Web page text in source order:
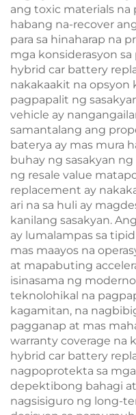
ang toxic materials na
habang na-recover
para sa hinaharap na
mga konsiderasyon
hybrid car battery
nakakaakit na opsyon
pagpapalit ng
vehicle ay
samantalang ang
baterya ay mas mura
buhay ng sasakyan
ng resale value
replacement ay
ari na sa huli ay
kanilang sasakyan.
ay lumalampas sa
mas maayos na
at mapabuting
isinasama ng
teknolohikal na
kagamitan, na
pagganap at mas
warranty coverage na
hybrid car battery
nagpoprotekta sa
depektibong bahagi
nagsisiguro ng long-